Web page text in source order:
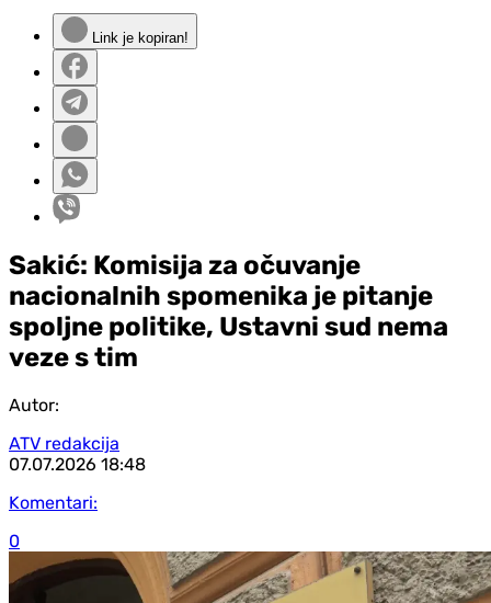
Link je kopiran!
Sakić: Komisija za očuvanje
nacionalnih spomenika je pitanje
spoljne politike, Ustavni sud nema
veze s tim
Autor:
ATV redakcija
07.07.2026 18:48
Komentari:
0